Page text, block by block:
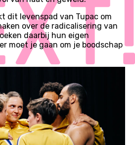
dit levenspad van Tupac om
over de radicalisering van
daarbij hun eigen
moet je gaan om je boodschap